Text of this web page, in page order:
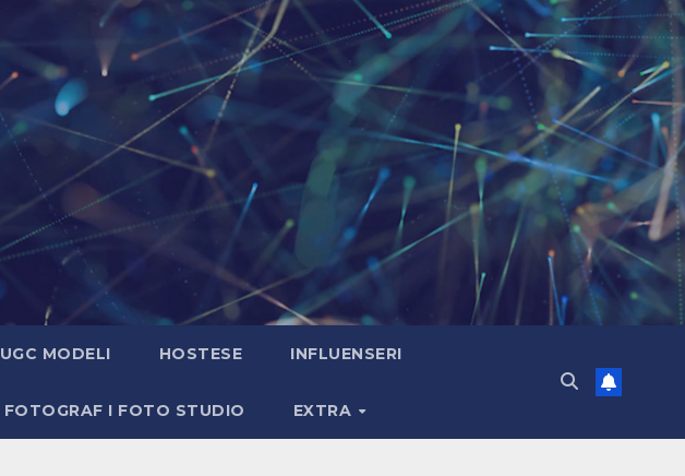
UGC MODELI HOSTESE INFLUENSERI
FOTOGRAF I FOTO STUDIO EXTRA